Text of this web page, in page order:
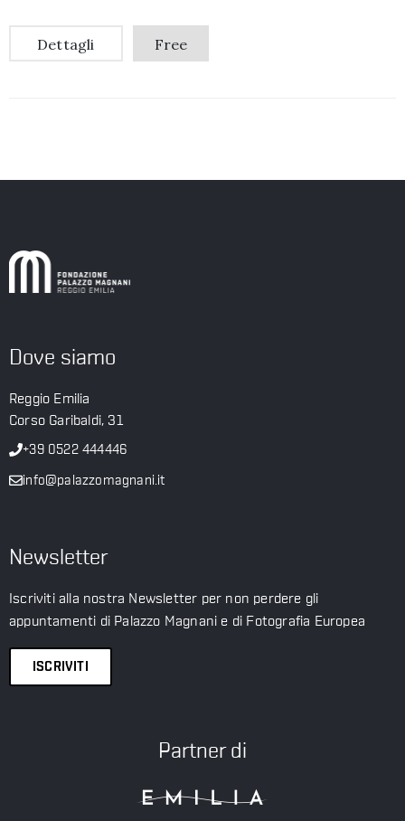
Dettagli Free
Dove siamo
Reggio Emilia
Corso Garibaldi, 31
+39 0522 444446
info@palazzomagnani.it
Newsletter
Iscriviti alla nostra Newsletter per non perdere gli
appuntamenti di Palazzo Magnani e di Fotografia Europea
ISCRIVITI
Partner di